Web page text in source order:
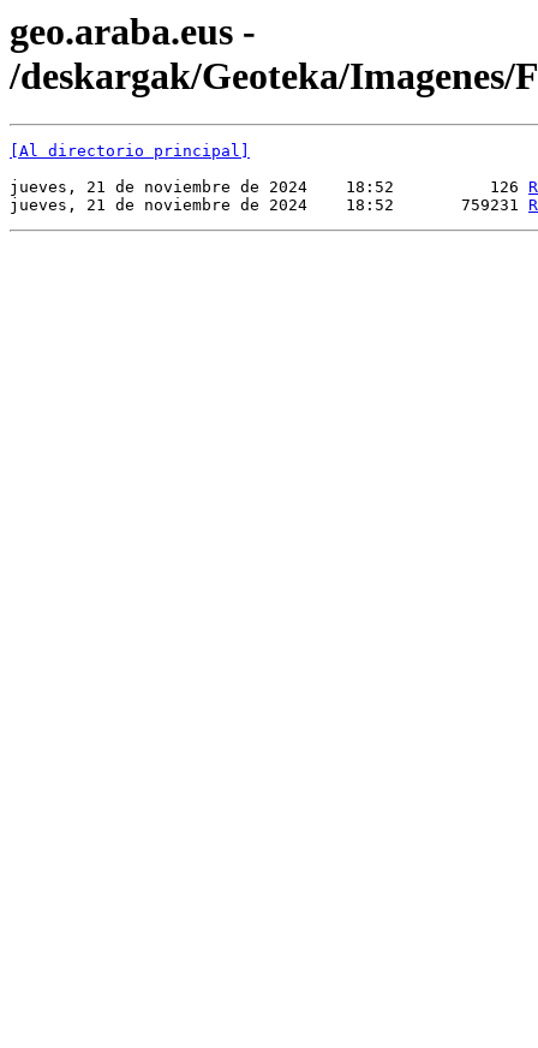
geo.araba.eus -
/deskargak/Geoteka/Imagenes/
[Al directorio principal]
jueves, 21 de noviembre de 2024    18:52          126
jueves, 21 de noviembre de 2024    18:52       759231